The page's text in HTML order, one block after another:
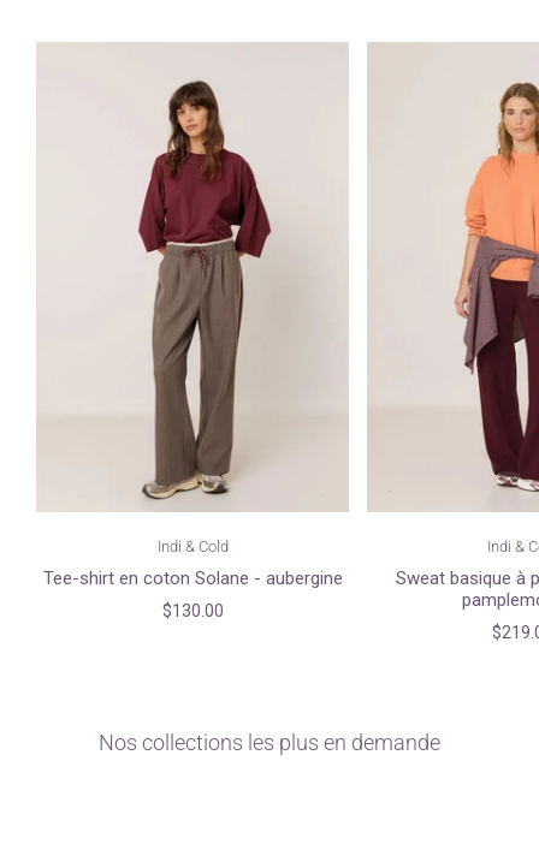
Indi & Cold
Tee-shirt en coton Solane - aubergine
$130.00
Indi &
Sweat basique à
Nos collections les plus en demande
ARMEDANGELS